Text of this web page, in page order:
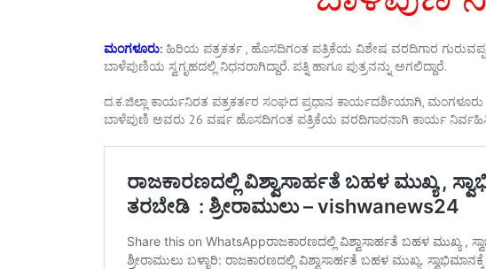
ಮಂಗಳೂರು: ಹಿರಿಯ ಪತ್ರಕರ್ತ , ಹೊಸದಿಗಂತ ಪತ್ರಿಕೆಯ ವಿಶೇಷ ವರದಿಗಾರ
ಬಾಳೆಪುಣಿಯ ಸ್ವಗೃಹದಲ್ಲಿ ನಿಧನರಾಗಿದ್ದಾರೆ. ಪತ್ನಿ ಹಾಗೂ ಪುತ್ರನನ್ನು ಅಗಲಿದ್ದಾರೆ.
ದ.ಕ.ಜಿಲ್ಲಾ ಕಾರ್ಯನಿರತ ಪತ್ರಕರ್ತರ ಸಂಘದ ಪ್ರಧಾನ ಕಾರ್ಯದರ್ಶಿಯಾಗಿ, ಮಂಗಳೂರು
ಬಾಳೆಪುಣಿ ಅವರು 26 ವರ್ಷ ಹೊಸದಿಗಂತ ಪತ್ರಿಕೆಯ ವರದಿಗಾರನಾಗಿ ಕಾರ್ಯ